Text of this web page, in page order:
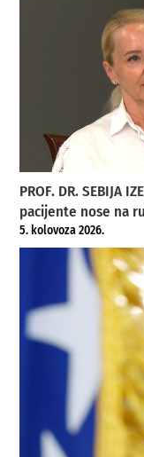
PROF. DR. SEBIJA
pacijente nose na
5. kolovoza 2026.